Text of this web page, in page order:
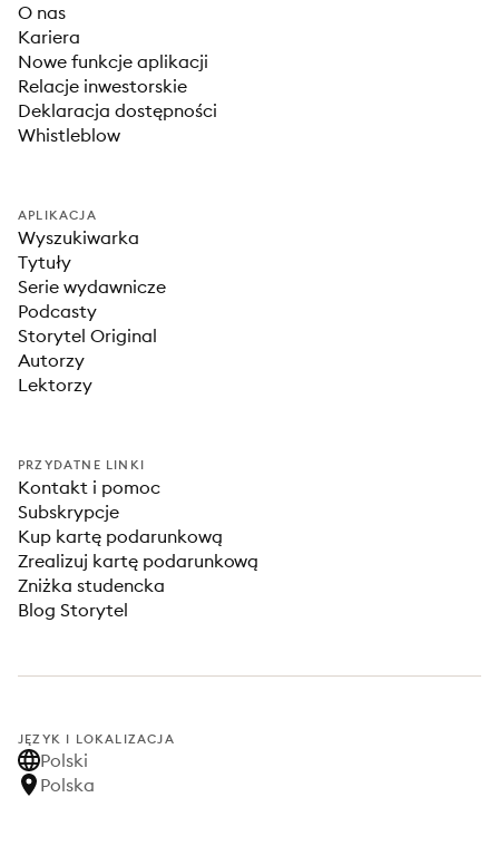
O nas
Kariera
Nowe funkcje aplikacji
Relacje inwestorskie
Deklaracja dostępności
Whistleblow
APLIKACJA
Wyszukiwarka
Tytuły
Serie wydawnicze
Podcasty
Storytel Original
Autorzy
Lektorzy
PRZYDATNE LINKI
Kontakt i pomoc
Subskrypcje
Kup kartę podarunkową
Zrealizuj kartę podarunkową
Zniżka studencka
Blog Storytel
JĘZYK I LOKALIZACJA
Polski
Polska